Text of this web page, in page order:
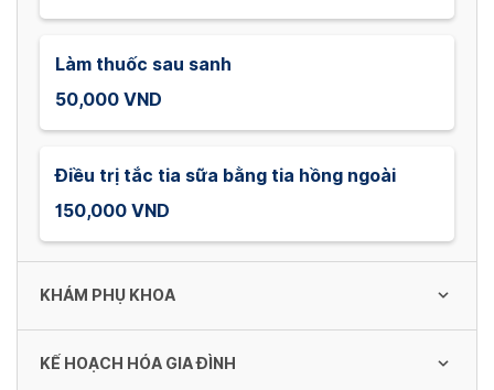
Làm thuốc sau sanh
50,000 VND
Điều trị tắc tia sữa bằng tia hồng ngoài
150,000 VND
KHÁM PHỤ KHOA
Khám Phụ Khoa
KẾ HOẠCH HÓA GIA ĐÌNH